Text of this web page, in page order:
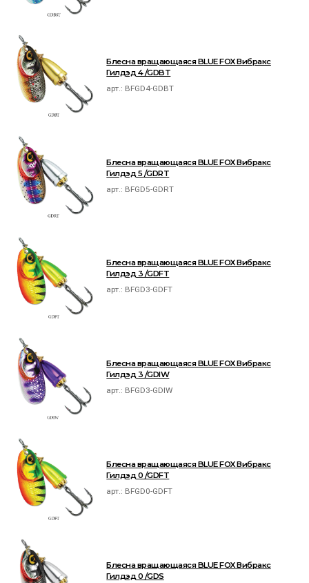
Блесна вращающаяся BLUE FOX Вибракс
Гилдэд 4 /GDBT
арт.: BFGD4-GDBT
Блесна вращающаяся BLUE FOX Вибракс
Гилдэд 5 /GDRT
арт.: BFGD5-GDRT
Блесна вращающаяся BLUE FOX Вибракс
Гилдэд 3 /GDFT
арт.: BFGD3-GDFT
Блесна вращающаяся BLUE FOX Вибракс
Гилдэд 3 /GDIW
арт.: BFGD3-GDIW
Блесна вращающаяся BLUE FOX Вибракс
Гилдэд 0 /GDFT
арт.: BFGD0-GDFT
Блесна вращающаяся BLUE FOX Вибракс
Гилдэд 0 /GDS